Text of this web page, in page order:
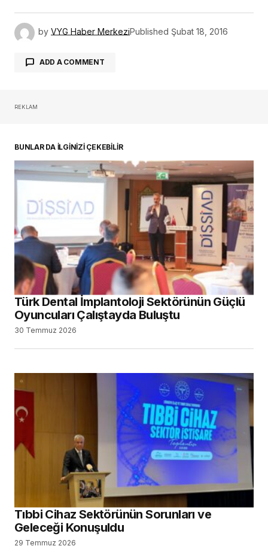
by VYG Haber MerkeziPublished Şubat 18, 2016
ADD A COMMENT
REKLAM
BUNLAR DA İLGİNİZİ ÇEKEBİLİR
Türk Dental İmplantoloji Sektörünün Güçlü
Oyuncuları Çalıştayda Buluştu
30 Temmuz 2026
Tıbbi Cihaz Sektörünün Sorunları ve
Geleceği Konuşuldu
29 Temmuz 2026